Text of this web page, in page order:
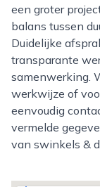
een groter
balans tussen
Duidelijke
transparante
samenwerking.
werkwijze of
eenvoudig
vermelde
van swinkels &